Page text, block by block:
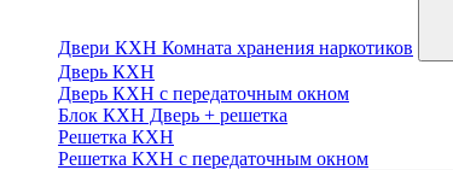
Двери КХН Комната хранения наркотиков
Дверь КХН
Дверь КХН с передаточным окном
Блок КХН Дверь + решетка
Решетка КХН
Решетка КХН с передаточным окном